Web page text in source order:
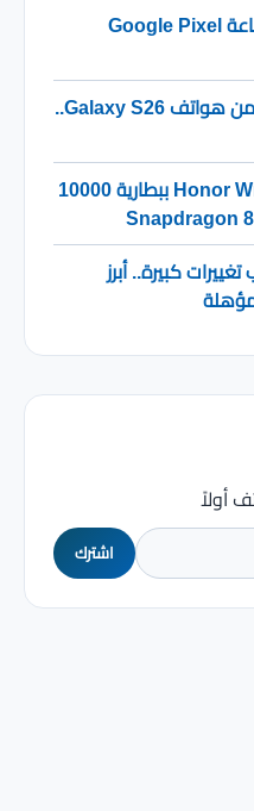
تسريب جديد يكشف أهم مزايا ساعة Google Pixel
تحديث One UI 9 Beta 5 يقترب من هواتف Galaxy S26..
تسريب يكشف موعد إطلاق Honor Win 2 ببطارية 10000
كبيرة.. أبرز
أولاً
اشترك